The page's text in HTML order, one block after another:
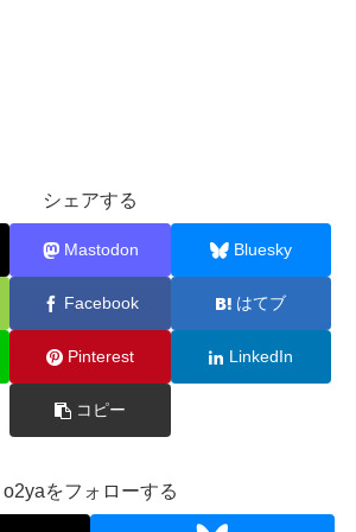
シェアする
Mastodon Bluesky
Facebook はてブ
Pinterest LinkedIn
コピー
o2yaをフォローする